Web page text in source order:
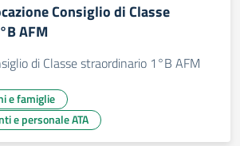
Consiglio di Classe
AFM
di Classe straordinario 1°B AFM
e famiglie
e personale ATA